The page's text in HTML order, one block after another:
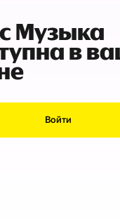
Музыка
в
Войти